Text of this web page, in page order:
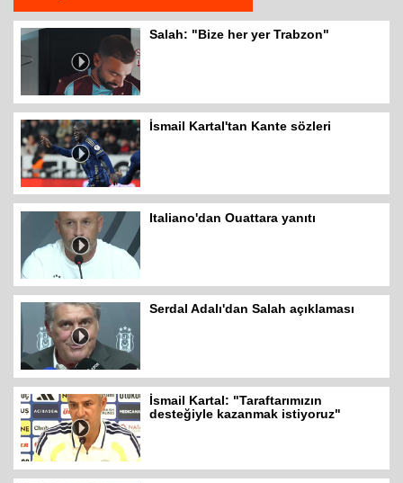
Salah: "Bize her yer Trabzon"
İsmail Kartal'tan Kante sözleri
Italiano'dan Ouattara yanıtı
Serdal Adalı'dan Salah açıklaması
İsmail Kartal: "Taraftarımızın
desteğiyle kazanmak istiyoruz"